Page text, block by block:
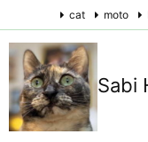
Sabi
cat moto